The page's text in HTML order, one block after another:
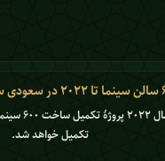
شود
تکمیل خواهد شد.